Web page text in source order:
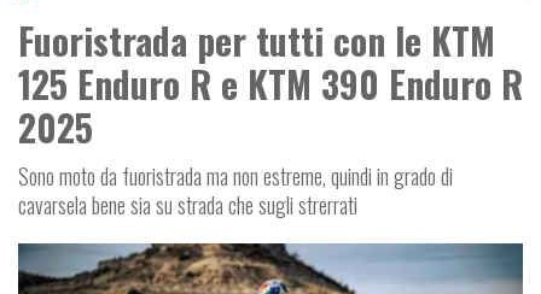
Fuoristrada per tutti con le KTM
125 Enduro R e KTM 390 Enduro R
2025
Sono moto da fuoristrada ma non estreme, quindi in grado di
cavarsela bene sia su strada che sugli strerrati